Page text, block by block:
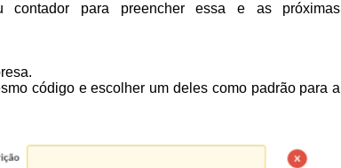
contador para preencher essa e as próximas
código e escolher um deles como padrão para a